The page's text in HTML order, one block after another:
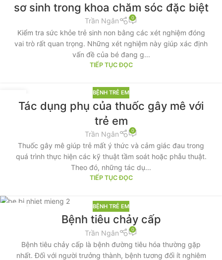
sơ sinh trong khoa chăm sóc đặc biệt
Trần Ngân 0
Kiểm tra sức khỏe trẻ sinh non bằng các xét nghiệm đóng
vai trò rất quan trọng. Những xét nghiệm này giúp xác định
vấn đề của bé đang g...
TIẾP TỤC ĐỌC
20 BỆNH TRẺ EM
Tác dụng phụ của thuốc gây mê với
trẻ em
Trần Ngân 0
Thuốc gây mê giúp trẻ mất ý thức và cảm giác đau trong
quá trình thực hiện các kỹ thuật tầm soát hoặc phẫu thuật.
Theo đó, những tác dụ...
TIẾP TỤC ĐỌC
BỆNH TRẺ EM
Bệnh tiêu chảy cấp
Trần Ngân 0
Bệnh tiêu chảy cấp là bệnh đường tiêu hóa thường gặp
nhất. Đối với người trưởng thành, bệnh tương đối ít nghiêm